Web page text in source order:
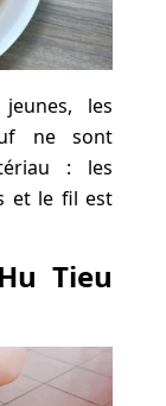
les
ne sont
: les
et le fil est
Tieu